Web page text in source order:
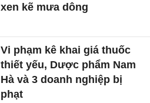
xen kẽ mưa dông
Vi phạm kê khai giá thuốc
thiết yếu, Dược phẩm Nam
Hà và 3 doanh nghiệp bị
phạt